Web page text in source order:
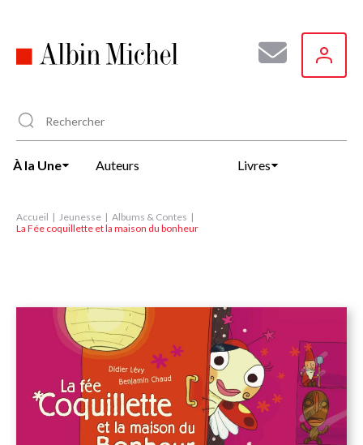
principal
À la Une Auteurs Livres
Accueil Jeunesse
Albums & Contes
La Fée coquillette et la maison du bonheur